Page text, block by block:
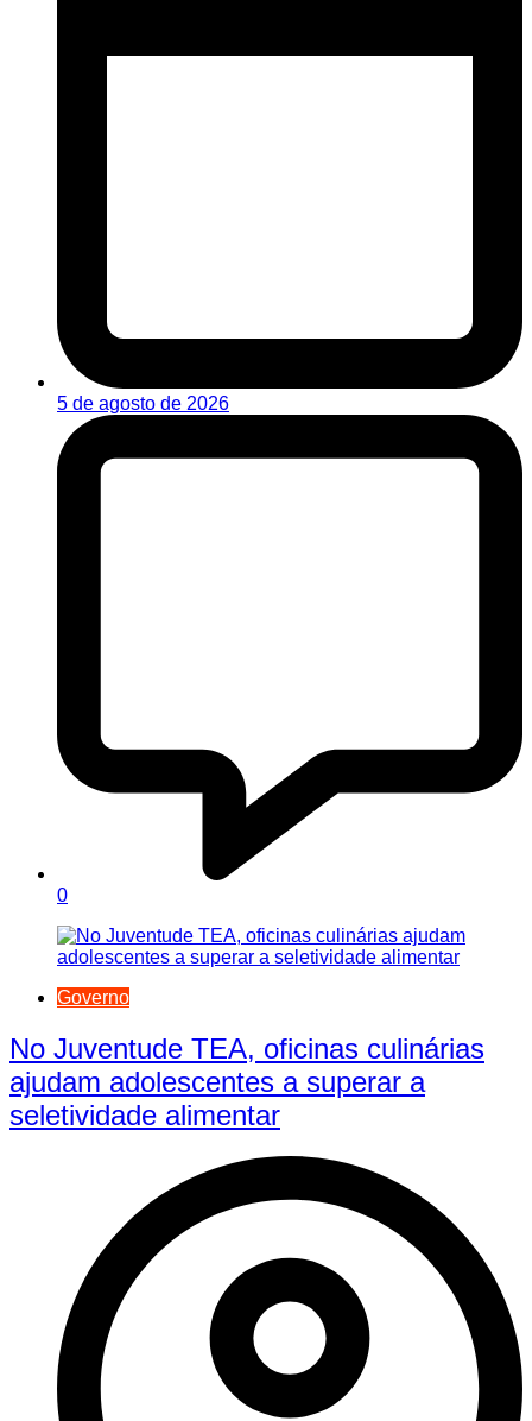
5 de agosto de 2026
0
Governo
No Juventude TEA, oficinas culinárias
ajudam adolescentes a superar a
seletividade alimentar